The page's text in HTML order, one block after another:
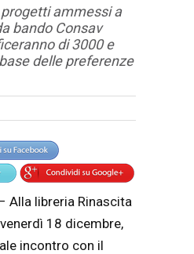
ammessi a
bando Consav
di 3000 e
delle preferenze
Alla libreria Rinascita
18 dicembre,
incontro con il